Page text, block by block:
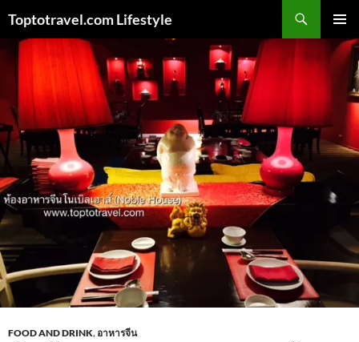
content
Toptotravel.com Lifestyle
MENU
FOOD AND DRINK, อาหารจีน